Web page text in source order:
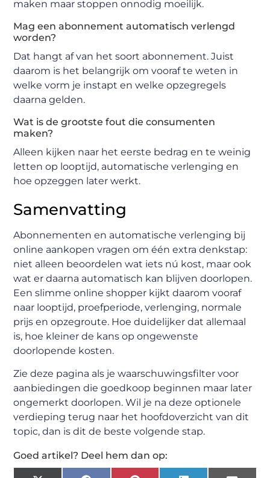
maken maar stoppen onnodig moeilijk.
Mag een abonnement automatisch verlengd
worden?
Dat hangt af van het soort abonnement. Juist
daarom is het belangrijk om vooraf te weten in
welke vorm je instapt en welke opzegregels
daarna gelden.
Wat is de grootste fout die consumenten
maken?
Alleen kijken naar het eerste bedrag en te weinig
letten op looptijd, automatische verlenging en
hoe opzeggen later werkt.
Samenvatting
Abonnementen en automatische verlenging bij
online aankopen vragen om één extra denkstap:
niet alleen beoordelen wat iets nú kost, maar ook
wat er daarna automatisch kan blijven doorlopen.
Een slimme online shopper kijkt daarom vooraf
naar looptijd, proefperiode, verlenging, normale
prijs en opzegroute. Hoe duidelijker dat allemaal
is, hoe kleiner de kans op ongewenste
doorlopende kosten.
Zie deze pagina als je waarschuwingsfilter voor
aanbiedingen die goedkoop beginnen maar later
ongemerkt doorlopen. Wil je na deze optionele
verdieping terug naar het hoofdoverzicht van dit
topic, dan is dit de beste volgende stap.
Goed artikel? Deel hem dan op: